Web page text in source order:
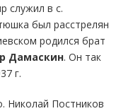
служил в с.
был расстрелян
родился брат
Дамаскин. Он так
г.
Николай Постников